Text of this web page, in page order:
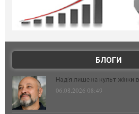
БЛОГИ
Надія лише на культ жінки в
06.08.2026 08:49